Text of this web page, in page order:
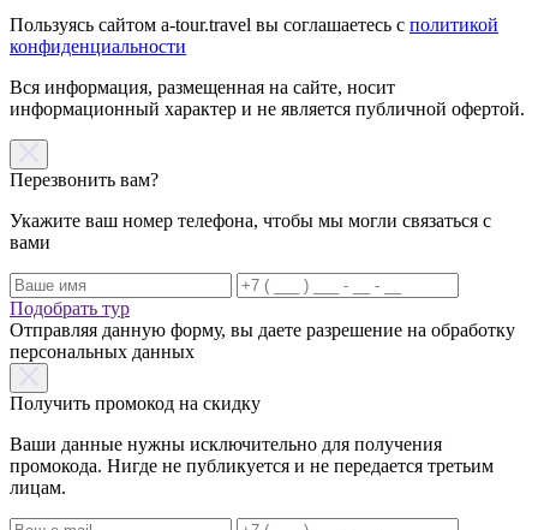
Пользуясь сайтом a-tour.travel вы соглашаетесь с политикой
конфиденциальности
Вся информация, размещенная на сайте, носит
информационный характер и не является публичной офертой.
Перезвонить вам?
Укажите ваш номер телефона, чтобы мы могли связаться с
вами
Подобрать тур
Отправляя данную форму, вы даете разрешение на обработку
персональных данных
Получить промокод на скидку
Ваши данные нужны исключительно для получения
промокода. Нигде не публикуется и не передается третьим
лицам.